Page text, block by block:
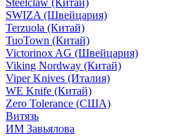
Steelclaw (Китай)
SWIZA (Швейцария)
Terzuola (Китай)
TuoTown (Китай)
Victorinox AG (Швейцария)
Viking Nordway (Китай)
Viper Knives (Италия)
WE Knife (Китай)
Zero Tolerance (США)
Витязь
ИМ Завьялова